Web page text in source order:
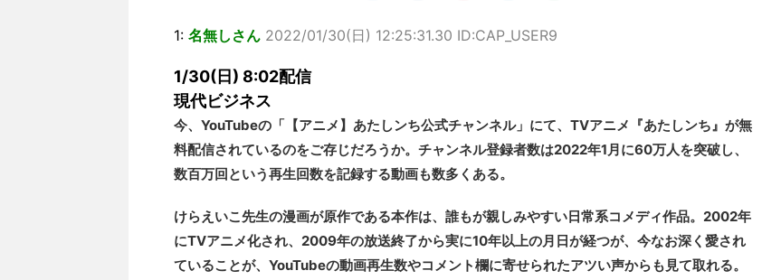
1: 名無しさん 2022/01/30(日) 12:25:31.30 ID:CAP_USER9
1/30(日) 8:02配信
現代ビジネス
今、YouTubeの「【アニメ】あたしンち公式チャンネル」にて、TVアニメ『あたしンち』が無
料配信されているのをご存じだろうか。チャンネル登録者数は2022年1月に60万人を突破し、
数百万回という再生回数を記録する動画も数多くある。
けらえいこ先生の漫画が原作である本作は、誰もが親しみやすい日常系コメディ作品。2002年
にTVアニメ化され、2009年の放送終了から実に10年以上の月日が経つが、今なお深く愛され
ていることが、YouTubeの動画再生数やコメント欄に寄せられたアツい声からも見て取れる。